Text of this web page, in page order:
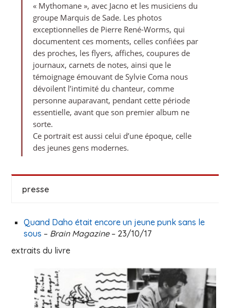
« Mythomane », avec Jacno et les musiciens du
groupe Marquis de Sade. Les photos
exceptionnelles de Pierre René-Worms, qui
documentent ces moments, celles confiées par
des proches, les flyers, affiches, coupures de
journaux, carnets de notes, ainsi que le
témoignage émouvant de Sylvie Coma nous
dévoilent l’intimité du chanteur, comme
personne auparavant, pendant cette période
essentielle, avant que son premier album ne
sorte.
Ce portrait est aussi celui d’une époque, celle
des jeunes gens modernes.
presse
Quand Daho était encore un jeune punk sans le
sous – Brain Magazine– 23/10/17
extraits du livre